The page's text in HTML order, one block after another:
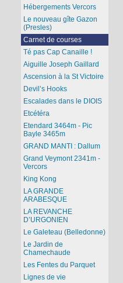
Hébergements Vercors
Le nouveau gîte Gazon
(Presles)
Carnet de courses
Té pas Cap Canaille !
Aiguille Joseph Gaillard
Ascension à la St Victoire
Devil’s Hooks
Escalades dans le DIOIS
Etcétéra
Etendard 3464m - Pic
Bayle 3465m
GRAND MANTI : Dallum
Grand Veymont 2341m -
Vercors
King Kong
LA GRANDE
ARABESQUE
LA REVANCHE
D’URGONIEN
Le Galeteau (Belledonne)
Le Jardin de
Chamechaude
Les Fentes du Parquet
Lignes de vie